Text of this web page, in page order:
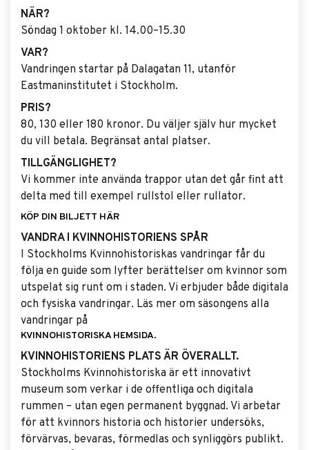
NÄR?
Söndag 1 oktober kl. 14.00–15.30
VAR?
Vandringen startar på Dalagatan 11, utanför
Eastmaninstitutet i Stockholm.
PRIS?
80, 130 eller 180 kronor. Du väljer själv hur mycket
du vill betala. Begränsat antal platser.
TILLGÄNGLIGHET?
Vi kommer inte använda trappor utan det går fint att
delta med till exempel rullstol eller rullator.
KÖP DIN BILJETT HÄR
VANDRA I KVINNOHISTORIENS SPÅR
I Stockholms Kvinnohistoriskas vandringar får du
följa en guide som lyfter berättelser om kvinnor som
utspelat sig runt om i staden. Vi erbjuder både digitala
och fysiska vandringar. Läs mer om säsongens alla
vandringar på
KVINNOHISTORISKA HEMSIDA.
KVINNOHISTORIENS PLATS ÄR ÖVERALLT.
Stockholms Kvinnohistoriska är ett innovativt
museum som verkar i de offentliga och digitala
rummen – utan egen permanent byggnad. Vi arbetar
för att kvinnors historia och historier undersöks,
förvärvas, bevaras, förmedlas och synliggörs publikt.